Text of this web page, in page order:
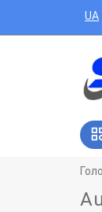
UA